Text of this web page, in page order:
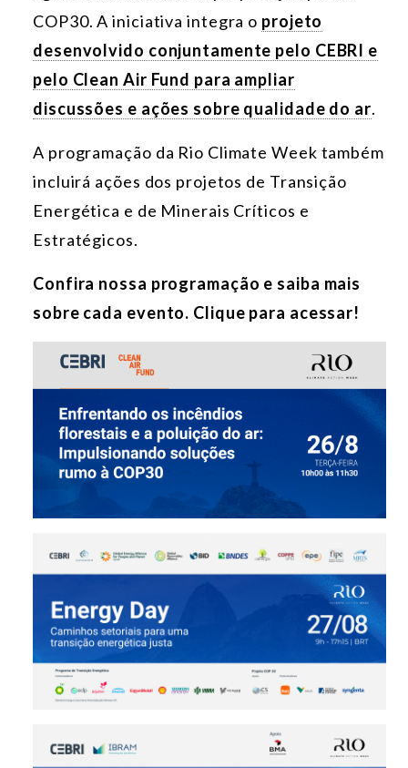
COP30. A iniciativa integra o projeto
desenvolvido conjuntamente pelo CEBRI e
pelo Clean Air Fund para ampliar
discussões e ações sobre qualidade do ar.
A programação da Rio Climate Week também
incluirá ações dos projetos de Transição
Energética e de Minerais Críticos e
Estratégicos.
Confira nossa programação e saiba mais
sobre cada evento. Clique para acessar!